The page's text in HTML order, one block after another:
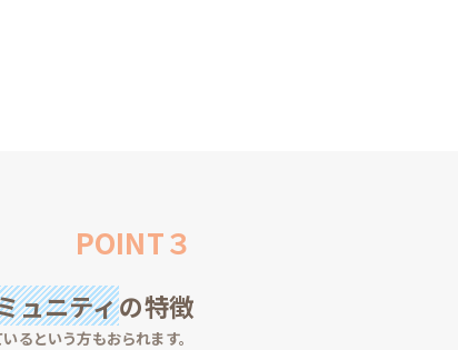
POINT３
ュニティの特徴
という方もおられます。